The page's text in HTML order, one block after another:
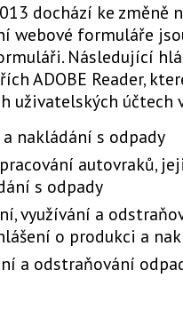
dochází ke změně
webové formuláře
Následující
ADOBE Reader,
uživatelských účtech v
nakládání s odpady
autovraků,
s odpady
využívání a
o produkci a
a odstraňování